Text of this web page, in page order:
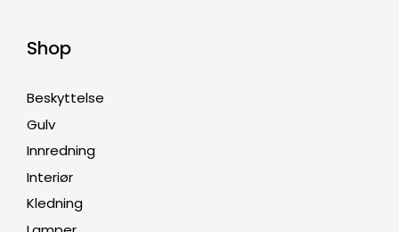
Shop
Beskyttelse
Gulv
Innredning
Interiør
Kledning